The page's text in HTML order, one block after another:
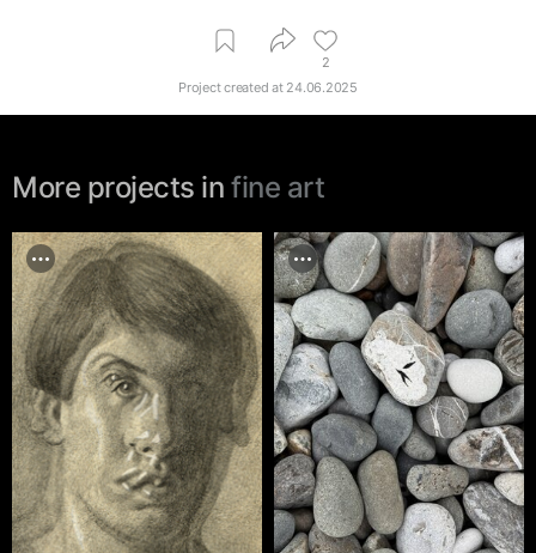
2
Project created at 24.06.2025
More projects in fine art